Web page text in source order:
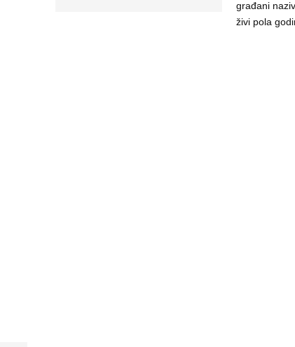
građani
živi pola